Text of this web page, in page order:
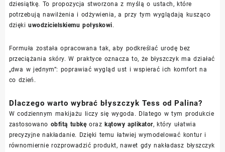
dziesiątkę. To propozycja stworzona z myślą o ustach, które
potrzebują nawilżenia i odżywienia, a przy tym wyglądają kusząco
dziękiuwodzicielskiemu połyskowi.
Formuła została opracowana tak, aby podkreślać urodę bez
przeciążania skóry. W praktyce oznacza to, że błyszczyk ma działać
„dwa w jednym”: poprawiać wygląd ust i wspierać ich komfort na
co dzień.
Dlaczego warto wybrać błyszczyk Tess od Palina?
W codziennym makijażu liczy się wygoda. Dlatego w tym produkcie
zastosowano obfitą tubkęoraz kątowy aplikator, który ułatwia
precyzyjne nakładanie. Dzięki temu łatwiej wymodelować kontur i
równomiernie rozprowadzić produkt, nawet gdy nakładasz błyszczyk